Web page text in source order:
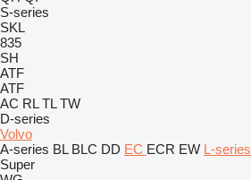
S-series
SKL
835
SH
ATF
ATF
AC RL TL TW
D-series
Volvo
A-series BL BLC DD EC ECR EW L-series
Super